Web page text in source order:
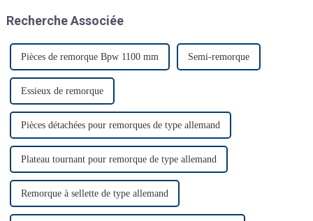
Recherche Associée
Pièces de remorque Bpw 1100 mm Semi-remorque
Essieux de remorque
Pièces détachées pour remorques de type allemand
Plateau tournant pour remorque de type allemand
Remorque à sellette de type allemand